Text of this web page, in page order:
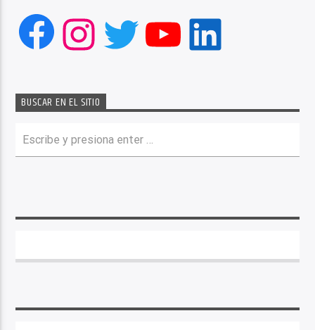
Facebook
Instagram
Twitter
YouTube
LinkedIn
BUSCAR EN EL SITIO